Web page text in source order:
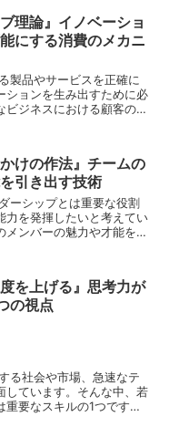
理論』イノベーショ
にする消費のメカニ
ションを生み出すために必
ジネスにおける顧客の欲
けの作法』チームの
引き出す技術
力を発揮したいと考えてい
ンバーの魅力や才能を引
を上げる』思考力が
の視点
しています。そんな中、若
要なスキルの1つです。